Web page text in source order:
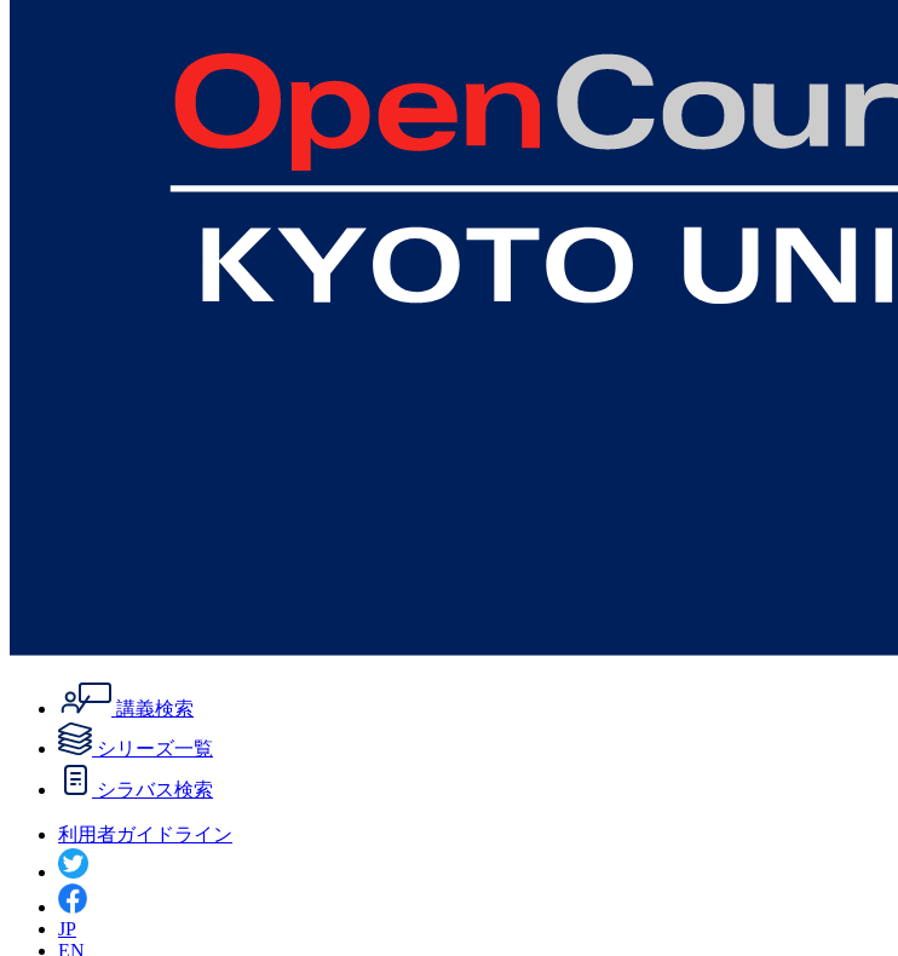
講義検索
シリーズ一覧
シラバス検索
利用者ガイドライン
JP
EN